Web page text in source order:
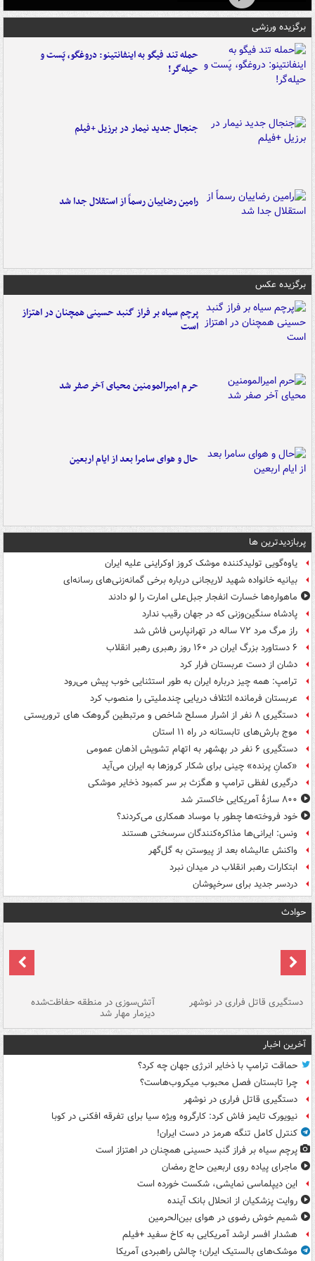
برگزیده ورزشی
حمله تند فیگو به اینفانتینو: دروغگو، پَست‌ و
حیله‌گر!
جنجال جدید نیمار در برزیل +فیلم
رامین رضاییان رسماً از استقلال جدا شد
برگزیده عکس
پرچم سیاه بر فراز گنبد حسینی همچنان در اهتزاز
است
حرم امیرالمومنین محیای آخر صفر شد
حال و هوای سامرا بعد از ایام اربعین
پربازدیدترین ها
یاوه‌گویی تولیدکننده موشک کروز اوکراینی علیه ایران
بیانیه خانواده شهید لاریجانی درباره برخی گمانه‌زنی‌های رسانه‌ای
ماهواره‌ها خسارت انفجار جبل‌علی امارت را لو دادند
پادشاه سنگین‌وزنی که در جهان رقیب ندارد
راز مرگ مرد ۷۲ ساله در تهرانپارس فاش شد
۶ دستاورد بزرگ ایران در ۱۶۰ روز رهبری رهبر انقلاب
دشان از دست عربستان فرار کرد
ترامپ: همه چیز درباره ایران به طور استثنایی خوب پیش می‌رود
عربستان فرمانده ائتلاف دریایی چندملیتی را منصوب کرد
دستگیری ۸ نفر از اشرار مسلح شاخص و مرتبطین گروهک های تروریستی
موج بارش‌های تابستانه در راه ۱۱ استان
دستگیری ۶ نفر در بهشهر به اتهام تشویش اذهان عمومی
«کمانِ پرنده» چینی برای شکار کروزها به ایران می‌آید
درگیری لفظی ترامپ و هگزث بر سر کمبود ذخایر موشکی
۸۰۰ سازۀ آمریکایی خاکستر شد
خود فروخته‌ها چطور با موساد همکاری می‌کردند؟
ونس: ایرانی‌ها مذاکره‌کنندگان سرسختی هستند
واکنش عالیشاه بعد از پیوستن به گل‌گهر
ابتکارات رهبر انقلاب در میدان نبرد
دردسر جدید برای سرخپوشان
حوادث
دستگیری قاتل فراری در نوشهر آتش‌سوزی در منطقه حفاظت‌شده
دیزمار مهار شد
آخرین اخبار
حماقت ترامپ با ذخایر انرژی جهان چه کرد؟
چرا تابستان فصل محبوب میکروب‌هاست؟
دستگیری قاتل فراری در نوشهر
نیویورک تایمز فاش کرد: کارگروه ویژه سیا برای تفرقه افکنی در کوبا
کنترل کامل تنگه هرمز در دست ایران!
پرچم سیاه بر فراز گنبد حسینی همچنان در اهتزاز است
ماجرای پیاده روی اربعین حاج رمضان
این دیپلماسی نمایشی، شکست خورده است
روایت پزشکیان از انحلال بانک آینده
شمیم خوش رضوی در هوای بین‌الحرمین
هشدار افسر ارشد آمریکایی به کاخ سفید +فیلم
موشک‌های بالستیک ایران؛ چالش راهبردی آمریکا